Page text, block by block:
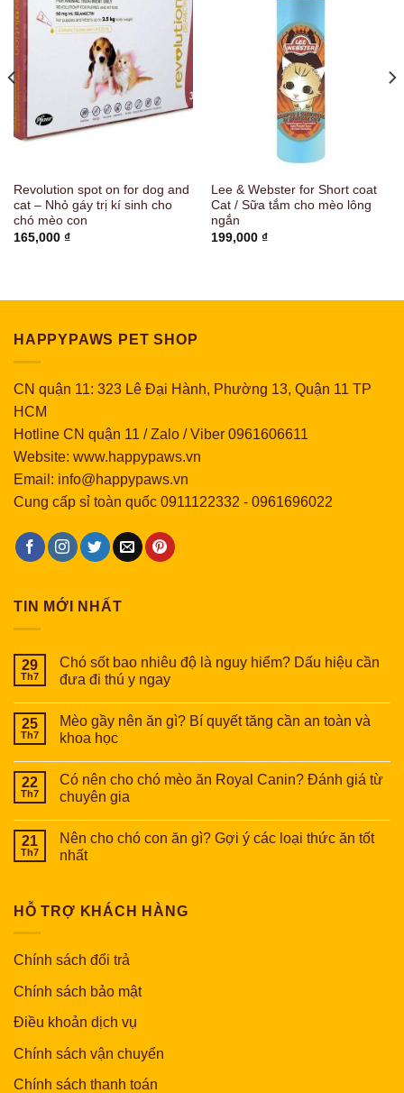
Revolution spot on for dog and
cat – Nhỏ gáy trị kí sinh cho
chó mèo con
165,000 ₫
Lee & Webster for Short coat
Cat / Sữa tắm cho mèo lông
ngắn
199,000 ₫
HAPPYPAWS PET SHOP
CN quận 11: 323 Lê Đại Hành, Phường 13, Quận 11 TP
HCM
Hotline CN quận 11 / Zalo / Viber 0961606611
Website: www.happypaws.vn
Email: info@happypaws.vn
Cung cấp sỉ toàn quốc 0911122332 - 0961696022
TIN MỚI NHẤT
29
Th7
Chó sốt bao nhiêu độ là nguy hiểm? Dấu hiệu cần
đưa đi thú y ngay
25
Th7
Mèo gầy nên ăn gì? Bí quyết tăng cần an toàn và
khoa học
22
Th7
Có nên cho chó mèo ăn Royal Canin? Đánh giá từ
chuyên gia
21
Th7
Nên cho chó con ăn gì? Gợi ý các loại thức ăn tốt
nhất
HỖ TRỢ KHÁCH HÀNG
Chính sách đổi trả
Chính sách bảo mật
Điều khoản dịch vụ
Chính sách vận chuyển
Chính sách thanh toán